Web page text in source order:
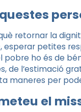
retornar la
esperar petites
pobre ho és de
de l’estimació
maneres per
el